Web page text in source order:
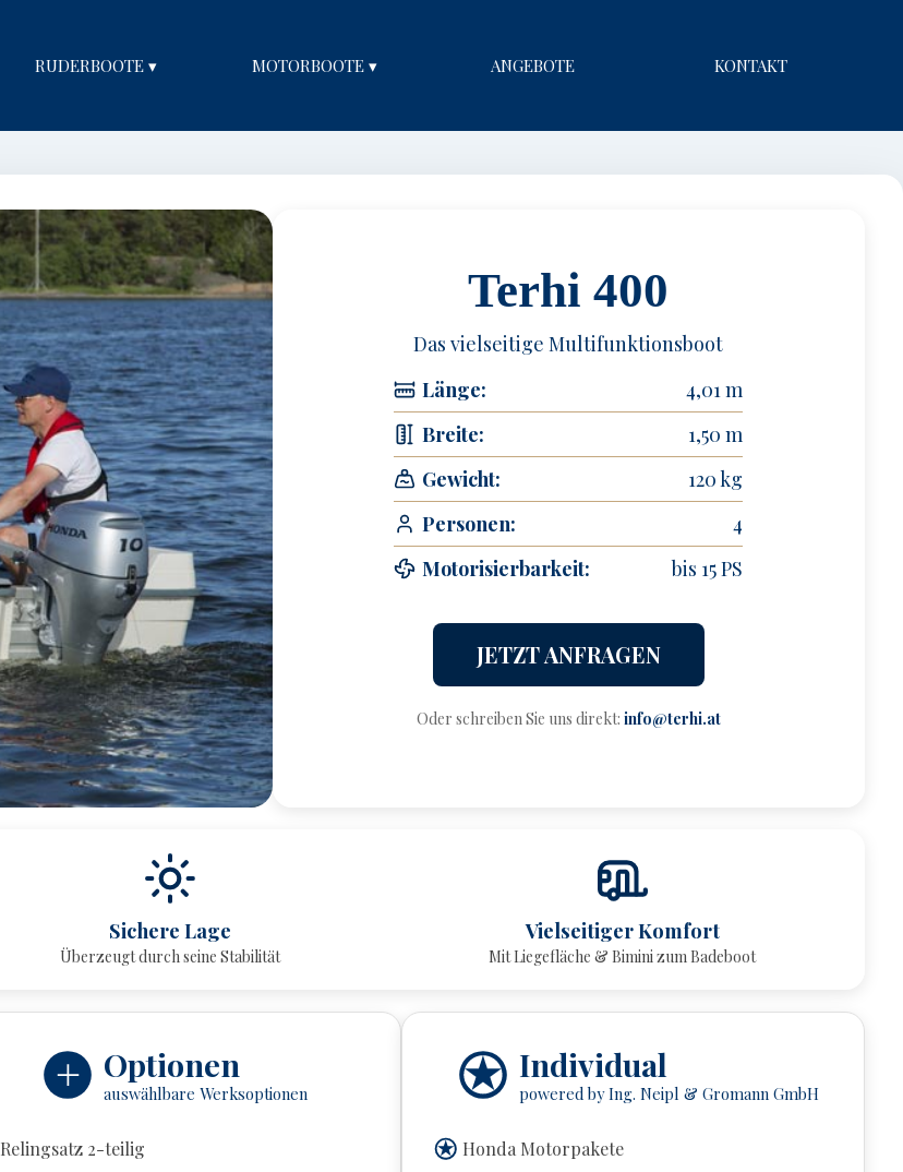
RUDERBOOTE ▾ MOTORBOOTE ▾ ANGEBOTE KONTAKT
Terhi 400
Das vielseitige Multifunktionsboot
Länge:
4,01 m
Breite:
1,50 m
Gewicht:
120 kg
Personen:
4
Motorisierbarkeit:
bis 15 PS
JETZT ANFRAGEN
Oder schreiben Sie uns direkt: info@terhi.at
Sichere Lage
Überzeugt durch seine Stabilität
Vielseitiger Komfort
Mit Liegefläche & Bimini zum Badeboot
Optionen
auswählbare Werksoptionen
Relingsatz 2-teilig
Individual
powered by Ing. Neipl & Gromann GmbH
Honda Motorpakete